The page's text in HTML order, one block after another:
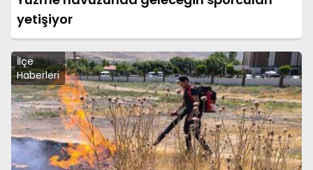
yetişiyor
İlçe
Haberleri